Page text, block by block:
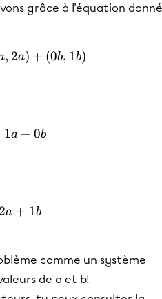
grâce à l'équation
(-3,1) = (1a, 2a) + (0b, 1b)
, 2a) + (0b, 1b)
-3 = 1a + 0b
1a + 0b
1 = 2a + 1b
2a + 1b
comme un système
de a et b!